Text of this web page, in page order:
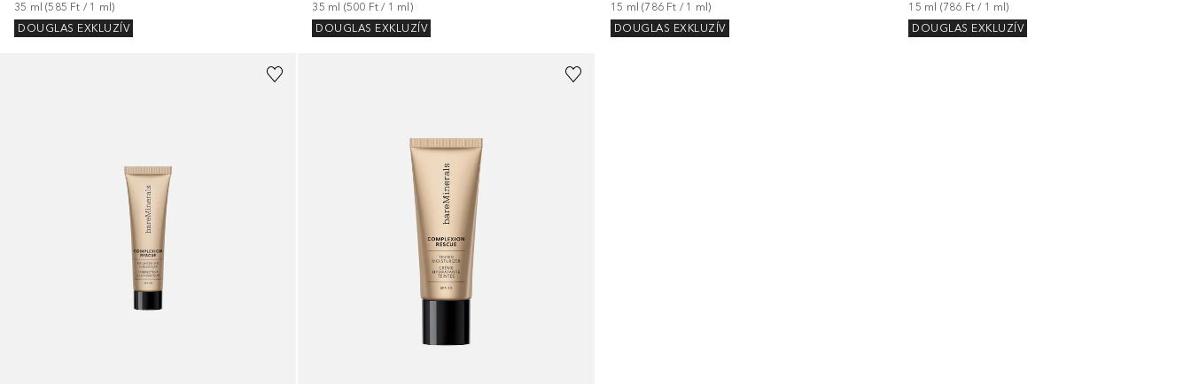
35 ml (585 Ft / 1 ml)
DOUGLAS EXKLUZÍV
35 ml (500 Ft / 1 ml )
DOUGLAS EXKLUZÍV
15 ml (786 Ft / 1 ml )
DOUGLAS EXKLUZÍV
15 ml (786 Ft / 1 ml)
DOUGLAS EXKLUZÍV
+7 +10